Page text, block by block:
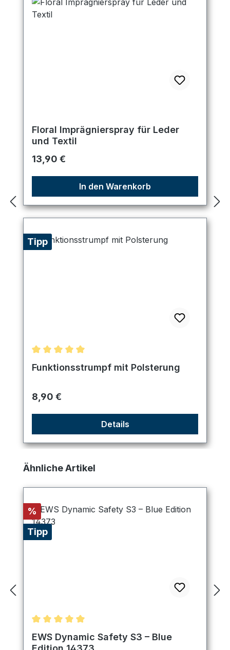
Floral Imprägnierspray für Leder
und Textil
Regulärer Preis:
13,90 €
In den Warenkorb
Tipp
Durchschnittliche Bewertung von 5 von 5 Sternen
Funktionsstrumpf mit Polsterung
Regulärer Preis:
8,90 €
Details
Produktgalerie überspringen
Ähnliche Artikel
Rabatt
%
Tipp
Durchschnittliche Bewertung von 5 von 5 Sternen
EWS Dynamic Safety S3 – Blue